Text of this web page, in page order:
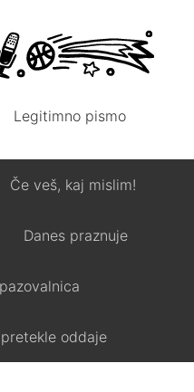
Legitimno pismo
Če veš, kaj mislim!
Danes praznuje
oddaje